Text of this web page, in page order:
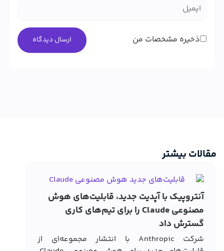
ذخیره مشخصات من
مقالات بیشتر
آنتروپیک با آپدیت جدید، قابلیت‌های هوش
مصنوعی Claude را برای تیم‌های کاری
گسترش داد
شرکت Anthropic با انتشار مجموعه‌ای از